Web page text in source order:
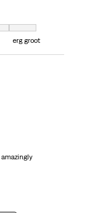
7 gelijk is aan erg groot
erg groot